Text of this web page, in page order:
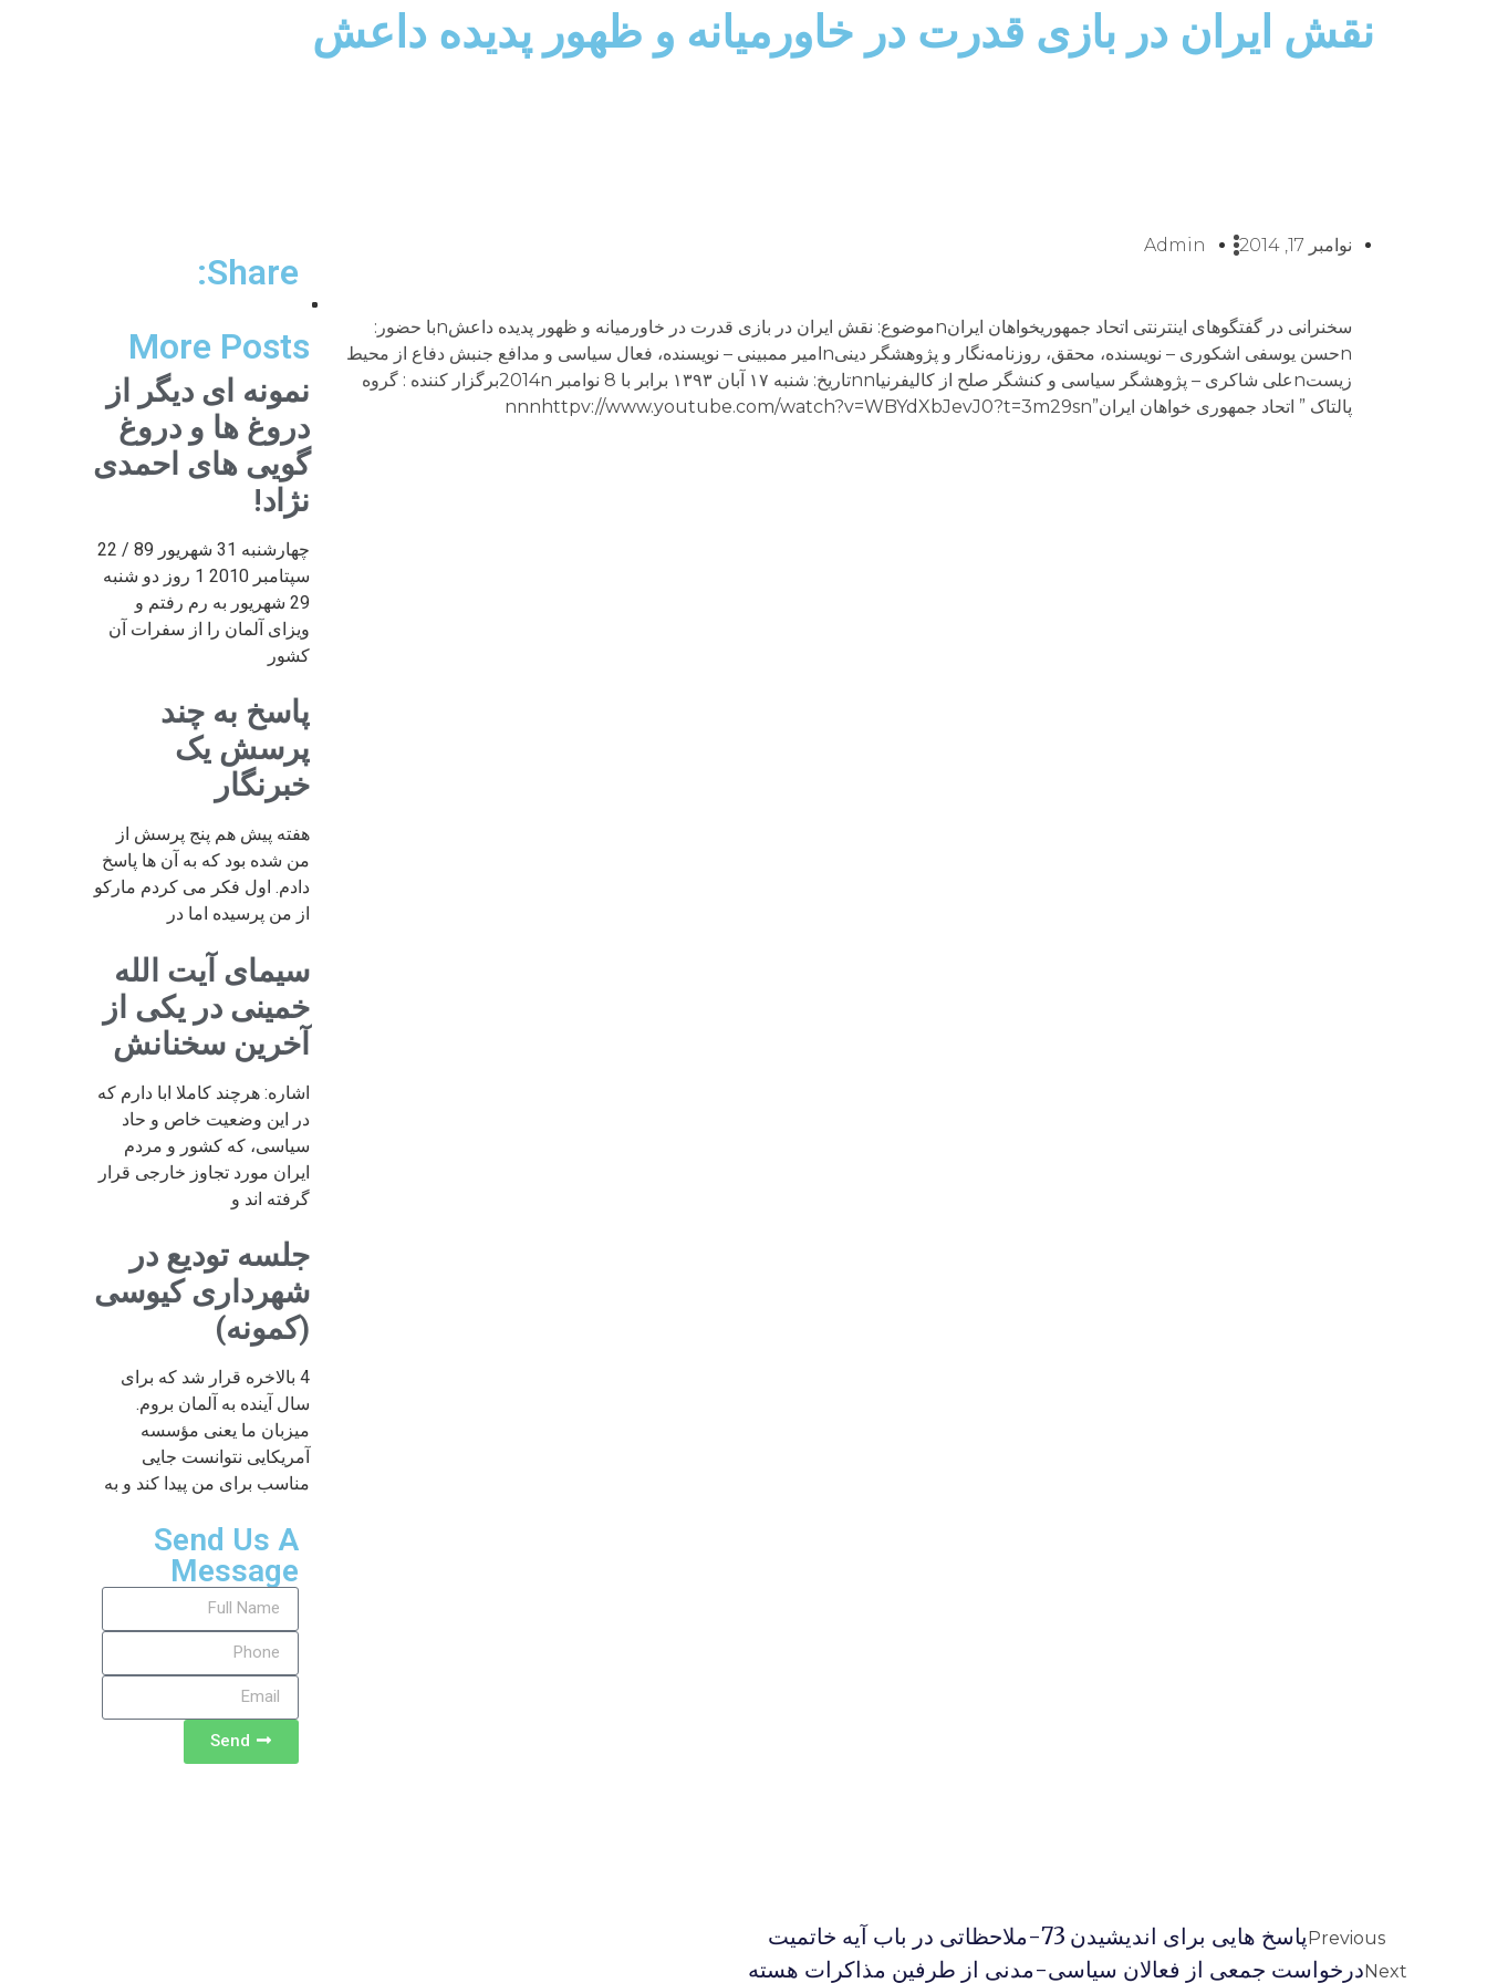
نقش ایران در بازی قدرت در خاورمیانه و ظهور پدیده داعش
نوامبر 17, 2014 Admin
سخنرانى در گفتگوهای اینترنتی اتحاد جمهوريخواهان ايرانnموضوع: نقش ایران در بازی قدرت در خاورمیانه و ظهور پدیده داعشnبا حضور:
nحسن یوسفی اشکوری – نویسنده، محقق، روزنامه‌نگار و پژوهشگر دینیnامیر ممبینی – نویسنده، فعال سیاسی و مدافع جنبش دفاع از محیط
زیستnعلی شاکری – پژوهشگر سیاسی و کنشگر صلح از کالیفرنیاnnتاريخ: شنبه ۱۷ آبان ۱۳۹۳ برابر با 8 نوامبر 2014nبرگزار کننده : گروه
پالتاک ” اتحاد جمهوری خواهان ايران”nnnhttpv://www.youtube.com/watch?v=WBYdXbJevJ0?t=3m29sn
Share:
More Posts
نمونه ای دیگر از
دروغ ها و دروغ
گویی های احمدی
نژاد!
چهارشنبه 31 شهریور 89 / 22
سپتامبر 2010 1 روز دو شنبه
29 شهریور به رم رفتم و
ویزای آلمان را از سفرات آن
کشور
پاسخ به چند
پرسش یک
خبرنگار
هفته پیش هم پنج پرسش از
من شده بود که به آن ها پاسخ
دادم. اول فکر می کردم مارکو
از من پرسیده اما در
سیمای آیت الله
خمینی در یکی از
آخرین سخنانش
اشاره: هرچند کاملا ابا دارم که
در این وضعیت خاص و حاد
سیاسی، که کشور و مردم
ایران مورد تجاوز خارجی قرار
گرفته اند و
جلسه تودیع در
شهرداری کیوسی
(کمونه)
4 بالاخره قرار شد که برای
سال آینده به آلمان بروم.
میزبان ما یعنی مؤسسه
آمریکایی نتوانست جایی
مناسب برای من پیدا کند و به
Send Us A
Message
Send
Previousپاسخ هایی برای اندیشیدن 73-ملاحظاتی در باب آیه خاتمیت
Nextدرخواست جمعی از فعالان سیاسی-مدنی از طرفین مذاکرات هسته